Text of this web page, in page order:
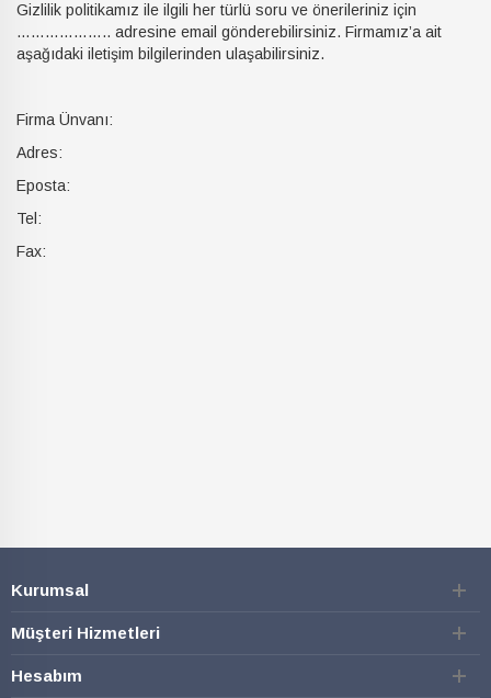
Gizlilik politikamız ile ilgili her türlü soru ve önerileriniz için
……………….. adresine email gönderebilirsiniz. Firmamız’a ait
aşağıdaki iletişim bilgilerinden ulaşabilirsiniz.
Firma Ünvanı:
Adres:
Eposta:
Tel:
Fax:
Kurumsal
Müşteri Hizmetleri
Hesabım